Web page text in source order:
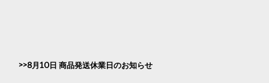
8月10日 商品発送休業日のお知らせ